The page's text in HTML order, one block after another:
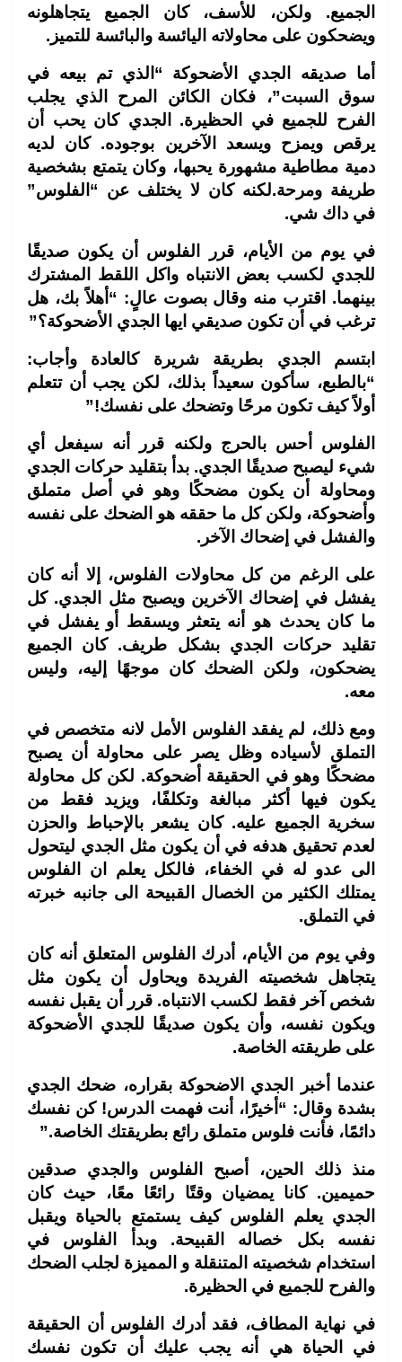
الجميع. ولكن، للأسف، كان الجميع يتجاهلونه
ويضحكون على محاولاته اليائسة والبائسة للتميز.
أما صديقه الجدي الأضحوكة “الذي تم بيعه في
سوق السبت”، فكان الكائن المرح الذي يجلب
الفرح للجميع في الحظيرة. الجدي كان يحب أن
يرقص ويمزح ويسعد الآخرين بوجوده. كان لديه
دمية مطاطية مشهورة يحبها، وكان يتمتع بشخصية
طريفة ومرحة.لكنه كان لا يختلف عن “الفلوس”
في داك شي.
في يوم من الأيام، قرر الفلوس أن يكون صديقًا
للجدي لكسب بعض الانتباه واكل اللقط المشترك
بينهما. اقترب منه وقال بصوت عالٍ: “أهلاً بك، هل
ترغب في أن تكون صديقي ايها الجدي الأضحوكة؟”
ابتسم الجدي بطريقة شريرة كالعادة وأجاب:
“بالطبع، سأكون سعيداً بذلك، لكن يجب أن تتعلم
أولاً كيف تكون مرحًا وتضحك على نفسك!”
الفلوس أحس بالحرج ولكنه قرر أنه سيفعل أي
شيء ليصبح صديقًا الجدي. بدأ بتقليد حركات الجدي
ومحاولة أن يكون مضحكًا وهو في أصل متملق
وأضحوكة، ولكن كل ما حققه هو الضحك على نفسه
والفشل في إضحاك الآخر.
على الرغم من كل محاولات الفلوس، إلا أنه كان
يفشل في إضحاك الآخرين ويصبح مثل الجدي. كل
ما كان يحدث هو أنه يتعثر ويسقط أو يفشل في
تقليد حركات الجدي بشكل طريف. كان الجميع
يضحكون، ولكن الضحك كان موجهًا إليه، وليس
معه.
ومع ذلك، لم يفقد الفلوس الأمل لانه متخصص في
التملق لأسياده وظل يصر على محاولة أن يصبح
مضحكًا وهو في الحقيقة أضحوكة. لكن كل محاولة
يكون فيها أكثر مبالغة وتكلفًا، ويزيد فقط من
سخرية الجميع عليه. كان يشعر بالإحباط والحزن
لعدم تحقيق هدفه في أن يكون مثل الجدي ليتحول
الى عدو له في الخفاء، فالكل يعلم ان الفلوس
يمتلك الكثير من الخصال القبيحة الى جانبه خبرته
في التملق.
وفي يوم من الأيام، أدرك الفلوس المتعلق أنه كان
يتجاهل شخصيته الفريدة ويحاول أن يكون مثل
شخص آخر فقط لكسب الانتباه. قرر أن يقبل نفسه
ويكون نفسه، وأن يكون صديقًا للجدي الأضحوكة
على طريقته الخاصة.
عندما أخبر الجدي الاضحوكة بقراره، ضحك الجدي
بشدة وقال: “أخيرًا، أنت فهمت الدرس! كن نفسك
دائمًا، فأنت فلوس متملق رائع بطريقتك الخاصة.”
منذ ذلك الحين، أصبح الفلوس والجدي صدقين
حميمين. كانا يمضيان وقتًا رائعًا معًا، حيث كان
الجدي يعلم الفلوس كيف يستمتع بالحياة ويقبل
نفسه بكل خصاله القبيحة. وبدأ الفلوس في
استخدام شخصيته المتنقلة و المميزة لجلب الضحك
والفرح للجميع في الحظيرة.
في نهاية المطاف، فقد أدرك الفلوس أن الحقيقة
في الحياة هي أنه يجب عليك أن تكون نفسك